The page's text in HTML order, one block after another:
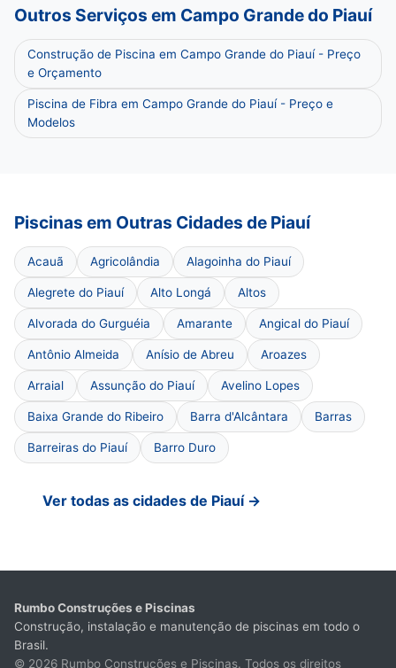
Outros Serviços em Campo Grande do Piauí
Construção de Piscina em Campo Grande do Piauí - Preço
e Orçamento
Piscina de Fibra em Campo Grande do Piauí - Preço e
Modelos
Piscinas em Outras Cidades de Piauí
Acauã Agricolândia Alagoinha do Piauí
Alegrete do Piauí Alto Longá Altos
Alvorada do Gurguéia Amarante Angical do Piauí
Antônio Almeida Anísio de Abreu Aroazes
Arraial Assunção do Piauí Avelino Lopes
Baixa Grande do Ribeiro Barra d'Alcântara Barras
Barreiras do Piauí Barro Duro
Ver todas as cidades de Piauí →
Rumbo Construções e Piscinas
Construção, instalação e manutenção de piscinas em todo o
Brasil.
© 2026 Rumbo Construções e Piscinas. Todos os direitos